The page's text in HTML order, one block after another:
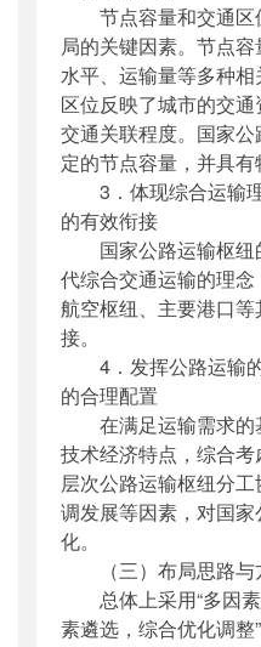
节点容量和交通区
局的关键因素。节点
水平、运输量等多种
区位反映了城市的交
交通关联程度。国家
定的节点容量，并具有
3．体现综合运输理
的有效衔接
国家公路运输枢纽
代综合交通运输的理念
航空枢纽、主要港口
接。
4．发挥公路运输的
的合理配置
在满足运输需求的
技术经济特点，综合
层次公路运输枢纽分
调发展等因素，对国
化。
（三）布局思路与
总体上采用“多因素
素遴选，综合优化调